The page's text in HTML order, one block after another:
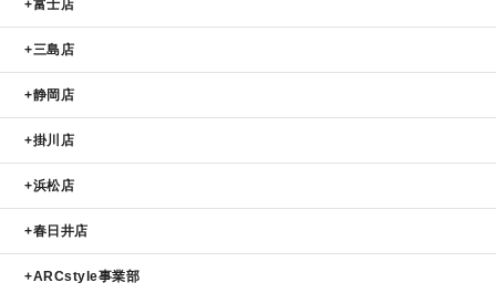
富士店
三島店
静岡店
掛川店
浜松店
春日井店
ARCstyle事業部